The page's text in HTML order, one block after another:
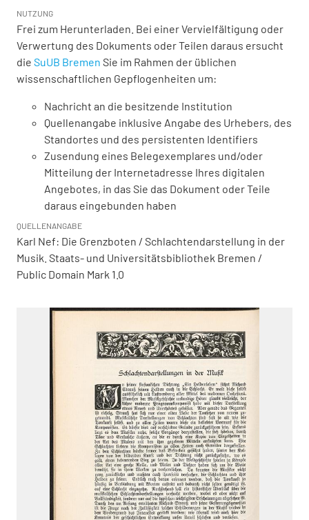
NUTZUNG
Frei zum Herunterladen. Bei einer Vervielfältigung oder
Verwertung des Dokuments oder Teilen daraus ersucht
die SuUB Bremen Sie im Rahmen der üblichen
wissenschaftlichen Gepflogenheiten um:
Nachricht an die besitzende Institution
Quellenangabe inklusive Angabe des Urhebers, des
Standortes und des persistenten Identifiers
Zusendung eines Belegexemplares und/oder
Mitteilung der Internetadresse Ihres digitalen
Angebotes, in das Sie das Dokument oder Teile
daraus eingebunden haben
QUELLENANGABE
Karl Nef: Die Grenzboten / Schlachtendarstellung in der
Musik. Staats- und Universitätsbibliothek Bremen /
Public Domain Mark 1.0